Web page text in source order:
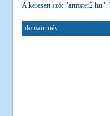
A keresett szó: "armster2.hu".
domain név